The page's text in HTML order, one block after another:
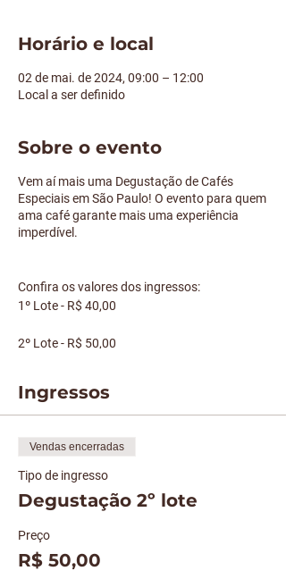
Horário e local
02 de mai. de 2024, 09:00 – 12:00
Local a ser definido
Sobre o evento
Vem aí mais uma Degustação de Cafés
Especiais em São Paulo! O evento para quem
ama café garante mais uma experiência
imperdível.
Confira os valores dos ingressos:
1º Lote - R$ 40,00
2º Lote - R$ 50,00
Vamos degustar Cafés Especiais preparados
a partir de métodos variados, com aromas,
sabores e notas sensoriais diferenciadas.
Você também conhecerá diversas versões da
bebida, produtos relacionados, mimos e
demais métodos disponíveis para compra.
Aproveite a oportunidade para ampliar seu
repertório sobre a famosa bebida com
explicações detalhadas dos especialistas!
Ingressos
Vendas encerradas
Tipo de ingresso
Degustação 2º lote
Preço
R$ 50,00